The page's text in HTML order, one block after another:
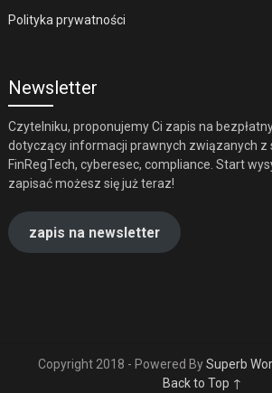
Polityka prywatności
Newsletter
Czytelniku, proponujemy Ci zapis na
dotyczący informacji prawnych związanych z
FinRegTech, cyberesec, compliance. Start
zapisać możesz się już teraz!
zapis na newsletter
Copyright 2018 - Powered BySuperb
Back to Top ↑